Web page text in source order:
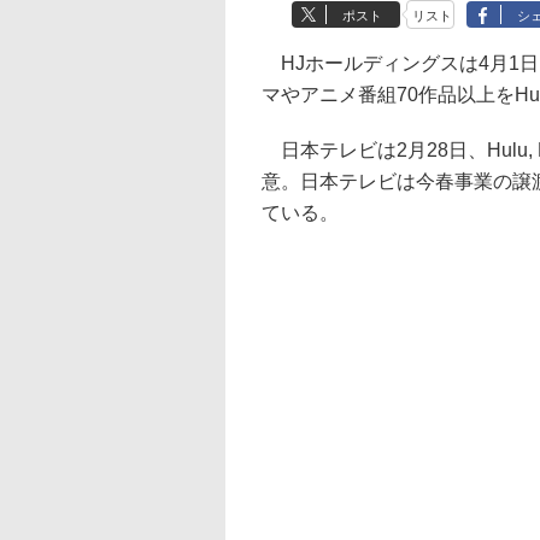
ポスト リスト シ
HJホールディングスは4月1
マやアニメ番組70作品以上を
日本テレビは2月28日、Hulu,
意。日本テレビは今春事業の
ている。